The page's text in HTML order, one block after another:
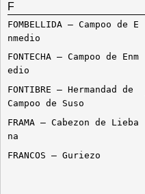
F
FOMBELLIDA – Campoo de E
nmedio
FONTECHA – Campoo de Enm
edio
FONTIBRE – Hermandad de
Campoo de Suso
FRAMA – Cabezon de Lieba
na
FRANCOS – Guriezo